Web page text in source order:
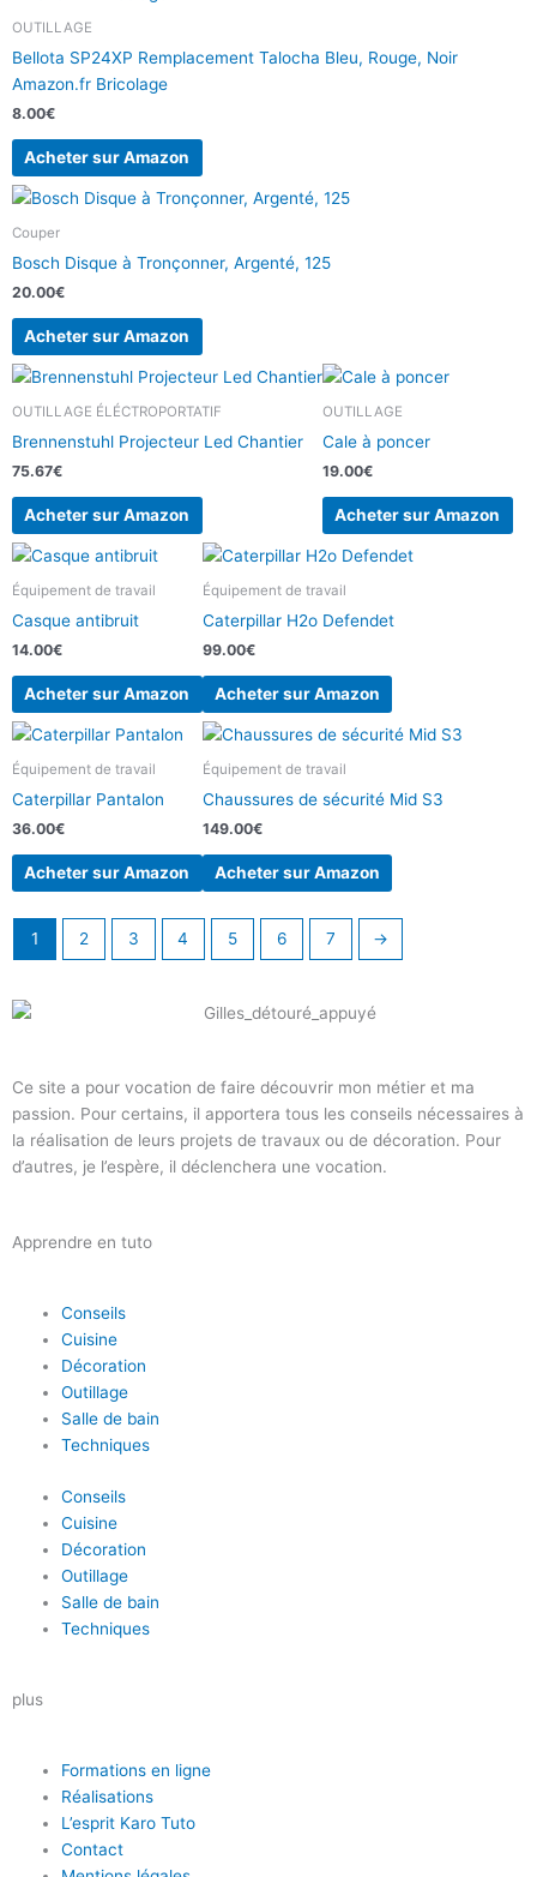
OUTILLAGE
Bellota SP24XP Remplacement Talocha Bleu, Rouge, Noir
Amazon.fr Bricolage
8.00€
Acheter sur Amazon
Couper
Bosch Disque à Tronçonner, Argenté, 125
20.00€
Acheter sur Amazon
OUTILLAGE ÉLÉCTROPORTATIF
Brennenstuhl Projecteur Led Chantier
75.67€
Acheter sur Amazon
OUTILLAGE
Cale à poncer
19.00€
Acheter sur Amazon
Équipement de travail
Casque antibruit
14.00€
Acheter sur Amazon
Équipement de travail
Caterpillar H2o Defendet
99.00€
Acheter sur Amazon
Équipement de travail
Caterpillar Pantalon
36.00€
Acheter sur Amazon
Équipement de travail
Chaussures de sécurité Mid S3
149.00€
Acheter sur Amazon
1 2 3 4 5 6 7 →
Ce site a pour vocation de faire découvrir mon métier et ma
passion. Pour certains, il apportera tous les conseils nécessaires à
la réalisation de leurs projets de travaux ou de décoration. Pour
d’autres, je l’espère, il déclenchera une vocation.
Apprendre en tuto
Conseils
Cuisine
Décoration
Outillage
Salle de bain
Techniques
Conseils
Cuisine
Décoration
Outillage
Salle de bain
Techniques
plus
Formations en ligne
Réalisations
L’esprit Karo Tuto
Contact